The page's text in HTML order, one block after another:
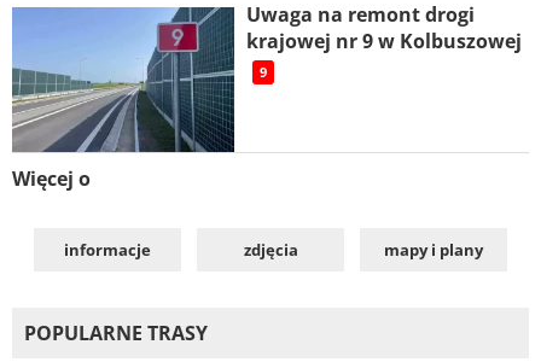
Uwaga na remont drogi
krajowej nr 9 w Kolbuszowej
9
Więcej o
informacje zdjęcia mapy i plany
POPULARNE TRASY